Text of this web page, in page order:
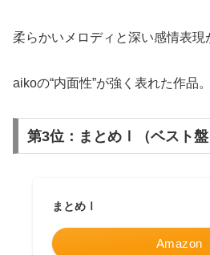
柔らかいメロディと深い感情表現
aikoの“内面性”が強く表れた作品。
第3位：まとめⅠ（ベスト盤
まとめⅠ
Amazon